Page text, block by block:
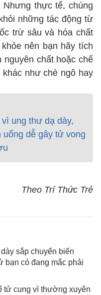
thực tế, chúng
những tác động từ
trừ sâu và hóa chất
nên bạn hãy tích
chất hoặc chế
như chè ngô hay
ung thư dạ dày,
uống dễ gây tử vong
Theo Trí Thức Trẻ
sắp chuyển biến
bạn có đang mắc phải
tử cung vì thường xuyên